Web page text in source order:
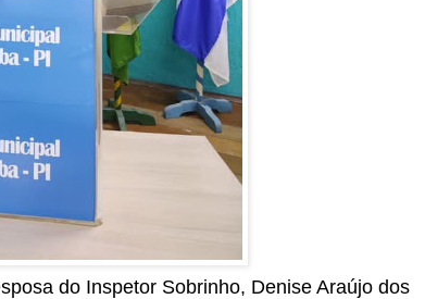
do Inspetor Sobrinho, Denise Araújo dos